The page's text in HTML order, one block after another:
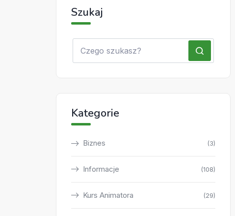
Szukaj
Kategorie
Biznes (3)
Informacje (108)
Kurs Animatora (29)